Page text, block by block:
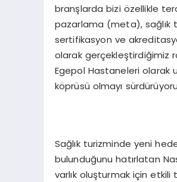
branşlarda bizi özellikle
pazarlama (meta), sağlık
sertifikasyon ve
olarak gerçekleştirdiğimiz
Egepol Hastaneleri olarak
köprüsü olmayı
Sağlık turizminde yeni
bulunduğunu hatırlatan
varlık oluşturmak için etkili